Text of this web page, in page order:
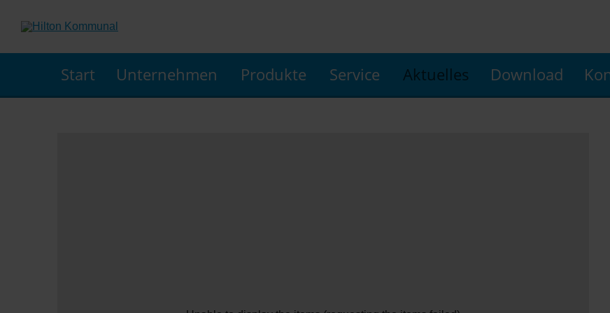
Start Unternehmen Produkte Service Aktuelles Download